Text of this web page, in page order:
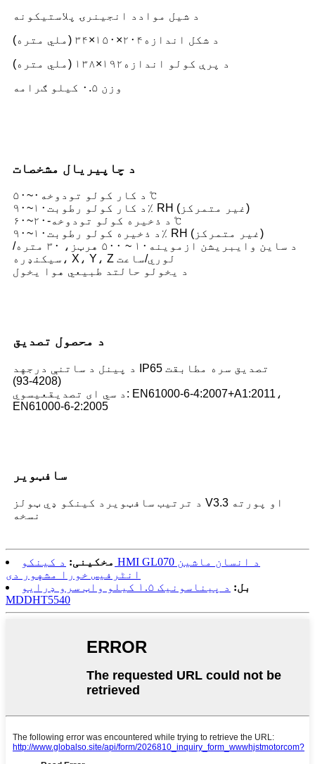
د شیل مواد د انجینرۍ پلاستیکونه
د شکل اندازه ۲۰۴×۱۵۰×۳۴ (ملي متره)
د پرې کولو اندازه ۱۹۲×۱۳۸ (ملي متره)
وزن ۰.۵ کیلو ګرامه
د چاپیریال مشخصات
د کار کولو تودوخه ۰~۵۰ ℃
د کار کولو رطوبت
۱۰~۹۰٪ RH (غیر متمرکز)
د ذخیره کولو تودوخه -۲۰~۶۰ ℃
د ذخیره کولو رطوبت
۱۰~۹۰٪ RH (غیر متمرکز)
د ساین وایبریشن ازموینه
۱۰ ~ ۵۰۰ هرټز، ۳۰ متره/
سیکنډره، X، Y، Z لوري/ساعت
د یخولو حالت د طبیعي هوا یخول
د محصول تصدیق
د پینل د ساتنې درجه د IP65 تصدیق سره مطابقت
(4208-93)
د سي ای تصدیق عیسوي: EN61000-6-4:2007+A1:2011،
EN61000-6-2:2005
سافټویر
د ترتیب سافټویر د کینکو ډي ټولز V3.3 او پورته
نسخه
مخکینی: د کینکو HMI GL070 د انسان ماشین
انٹرفیس خورا مشهور دی
بل:
د پیناسونیک ۱.۵ کیلو واټ سرو ډرایو
MDDHT5540